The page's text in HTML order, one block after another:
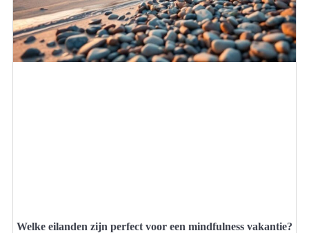
Welke eilanden zijn perfect voor een mindfulness vakantie?